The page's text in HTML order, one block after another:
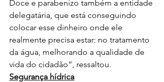
Doce e parabenizo também a entidade
delegatária, que está conseguindo
colocar esse dinheiro onde ele
realmente precisa estar: no tratamento
da água, melhorando a qualidade de
vida do cidadão”, ressaltou.
Segurança hídrica